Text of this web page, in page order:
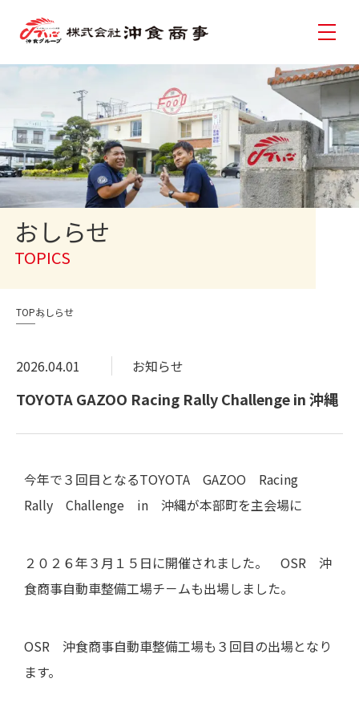
おしらせ
TOPICS
TOPおしらせ
2026.04.01 お知らせ
TOYOTA GAZOO Racing Rally Challenge in 沖縄
今年で３回目となるTOYOTA GAZOO Racing
Rally Challenge in 沖縄が本部町を主会場に
２０２６年３月１５日に開催されました。 OSR 沖
食商事自動車整備工場チ－ムも出場しました。
OSR 沖食商事自動車整備工場も３回目の出場となり
ます。